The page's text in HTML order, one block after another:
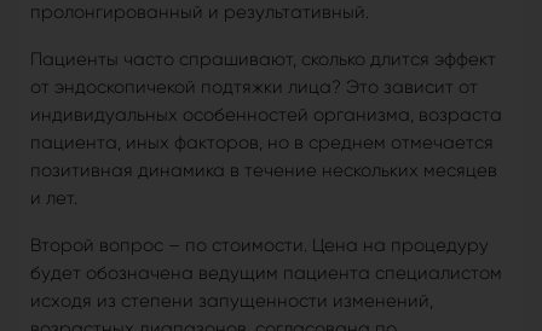
пролонгированный и результативный.
Пациенты часто спрашивают, сколько длится эффект
от эндоскопичекой подтяжки лица? Это зависит от
индивидуальных особенностей организма, возраста
пациента, иных факторов, но в среднем отмечается
позитивная динамика в течение нескольких месяцев
и лет.
Второй вопрос – по стоимости. Цена на процедуру
будет обозначена ведущим пациента специалистом
исходя из степени запущенности изменений,